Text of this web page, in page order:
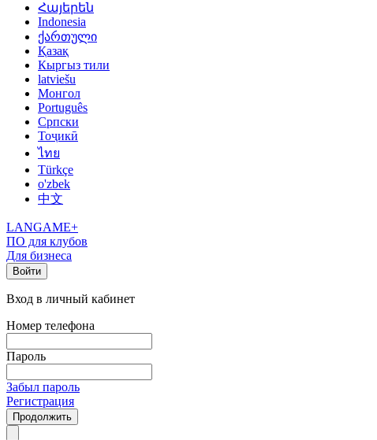
Հայերեն
Indonesia
ქართული
Қазақ
Кыргыз тили
latviešu
Монгол
Português
Српски
Тоҷикӣ
ไทย
Türkçe
o'zbek
中文
LANGAME+
ПО для клубов
Для бизнеса
Войти
Вход в личный кабинет
Номер телефона
Пароль
Забыл пароль
Регистрация
Продолжить